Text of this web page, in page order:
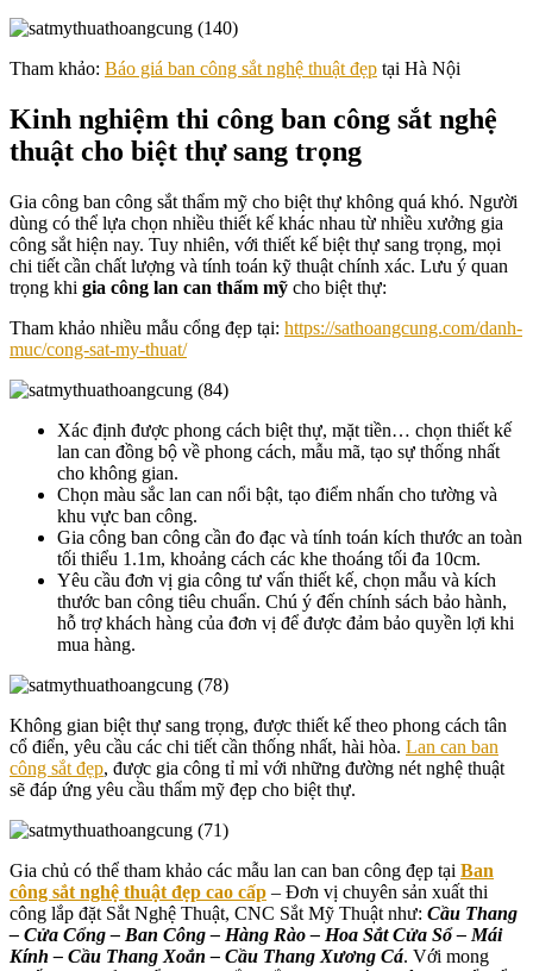
Tham khảo: Báo giá ban công sắt nghệ thuật đẹp tại Hà Nội
Kinh nghiệm thi công ban công sắt nghệ
thuật cho biệt thự sang trọng
Gia công ban công sắt thẩm mỹ cho biệt thự không quá khó. Người
dùng có thể lựa chọn nhiều thiết kế khác nhau từ nhiều xưởng gia
công sắt hiện nay. Tuy nhiên, với thiết kế biệt thự sang trọng, mọi
chi tiết cần chất lượng và tính toán kỹ thuật chính xác. Lưu ý quan
trọng khi gia công lan can thẩm mỹ cho biệt thự:
Tham khảo nhiều mẫu cổng đẹp tại: https://sathoangcung.com/danh-
muc/cong-sat-my-thuat/
Xác định được phong cách biệt thự, mặt tiền… chọn thiết kế
lan can đồng bộ về phong cách, mẫu mã, tạo sự thống nhất
cho không gian.
Chọn màu sắc lan can nổi bật, tạo điểm nhấn cho tường và
khu vực ban công.
Gia công ban công cần đo đạc và tính toán kích thước an toàn
tối thiểu 1.1m, khoảng cách các khe thoáng tối đa 10cm.
Yêu cầu đơn vị gia công tư vấn thiết kế, chọn mẫu và kích
thước ban công tiêu chuẩn. Chú ý đến chính sách bảo hành,
hỗ trợ khách hàng của đơn vị để được đảm bảo quyền lợi khi
mua hàng.
Không gian biệt thự sang trọng, được thiết kế theo phong cách tân
cổ điển, yêu cầu các chi tiết cần thống nhất, hài hòa. Lan can ban
công sắt đẹp, được gia công tỉ mỉ với những đường nét nghệ thuật
sẽ đáp ứng yêu cầu thẩm mỹ đẹp cho biệt thự.
Gia chủ có thể tham khảo các mẫu lan can ban công đẹp tại Ban
công sắt nghệ thuật đẹp cao cấp – Đơn vị chuyên sản xuất thi
công lắp đặt Sắt Nghệ Thuật, CNC Sắt Mỹ Thuật như: Cầu Thang
– Cửa Cổng – Ban Công – Hàng Rào – Hoa Sắt Cửa Sổ – Mái
Kính – Cầu Thang Xoắn – Cầu Thang Xương Cá. Với mong